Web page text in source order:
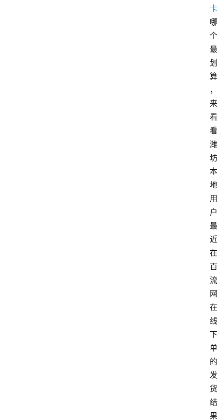
卡
哪
个
最
划
算
，
来
看
看
潍
坊
本
地
用
户
最
近
在
百
流
网
在
线
下
单
的
发
货
结
果